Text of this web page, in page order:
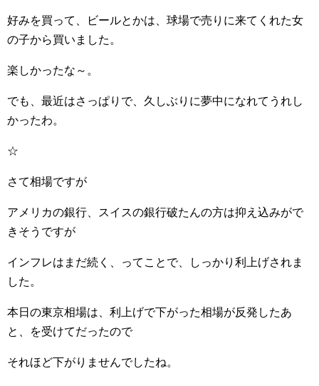
好みを買って、ビールとかは、球場で売りに来てくれた女
の子から買いました。
楽しかったな～。
でも、最近はさっぱりで、久しぶりに夢中になれてうれし
かったわ。
☆
さて相場ですが
アメリカの銀行、スイスの銀行破たんの方は抑え込みがで
きそうですが
インフレはまだ続く、ってことで、しっかり利上げされま
した。
本日の東京相場は、利上げで下がった相場が反発したあ
と、を受けてだったので
それほど下がりませんでしたね。